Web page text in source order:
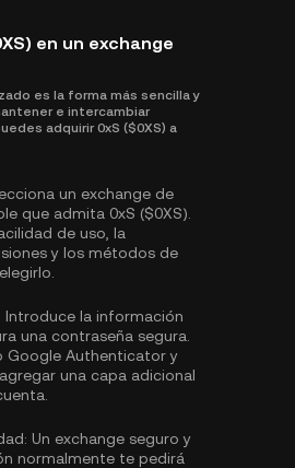
en un exchange
es la forma más sencilla y
e intercambiar
adquirir 0xS ($0XS) a
un exchange de
que admita 0xS ($0XS).
de uso, la
y los métodos de
Introduce la información
una contraseña segura.
Google Authenticatory
una capa adicional
Un exchange seguro y
normalmente te pedirá